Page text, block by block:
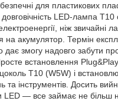
для пластикових
довговічність LED-лампа T10
ніж звичайні
на акумулятор. Термін
змогу надовго забути
встановлення
T10 (W5W) і
та інструментів. Досить
LED — все займає не більш